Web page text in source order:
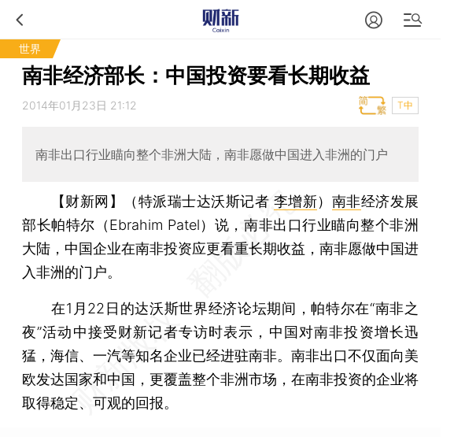
世界
南非经济部长：中国投资要看长期收益
2014年01月23日 21:12 T中
南非出口行业瞄向整个非洲大陆，南非愿做中国进入非洲的门户
【财新网】（特派瑞士达沃斯记者 李增新） 南非经济发展
部长帕特尔（Ebrahim Patel）说，南非出口行业瞄向整个非洲
大陆，中国企业在南非投资应更看重长期收益，南非愿做中国进
入非洲的门户。
在1月22日的达沃斯世界经济论坛期间，帕特尔在“南非之
夜”活动中接受财新记者专访时表示，中国对南非投资增长迅
猛，海信、一汽等知名企业已经进驻南非。南非出口不仅面向美
欧发达国家和中国，更覆盖整个非洲市场，在南非投资的企业将
取得稳定、可观的回报。